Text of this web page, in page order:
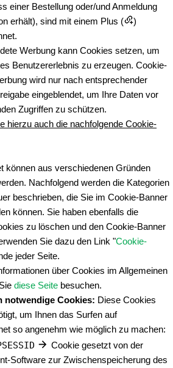
einer Bestellung oder/und Anmeldung
erhält), sind mit einem Plus (
)
Werbung kann Cookies setzen, um
Benutzererlebnis zu erzeugen. Cookie-
wird nur nach entsprechender
eingeblendet, um Ihre Daten vor
Zugriffen zu schützen.
hierzu auch die nachfolgende Cookie-
können aus verschiedenen Gründen
Nachfolgend werden die Kategorien
beschrieben, die Sie im Cookie-Banner
können. Sie haben ebenfalls die
zu löschen und den Cookie-Banner
Sie dazu den Link "Cookie-
jeder Seite.
über Cookies im Allgemeinen
diese Seite besuchen.
notwendige Cookies: Diese Cookies
um Ihnen das Surfen auf
so angenehm wie möglich zu machen:
Cookie gesetzt von der
Software zur Zwischenspeicherung des